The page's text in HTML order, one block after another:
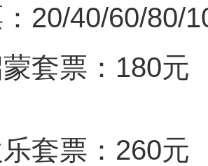
20/40/60/80/
套票：180元
套票：260元